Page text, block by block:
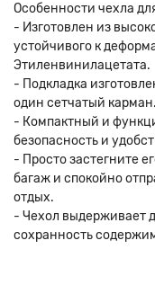
Особенности чехла
- Изготовлен из
устойчивого к
Этиленвинилацетата.
- Подкладка
один сетчатый карман.
- Компактный и
безопасность и
- Просто застегните
багаж и спокойно
отдых.
- Чехол выдерживает
сохранность